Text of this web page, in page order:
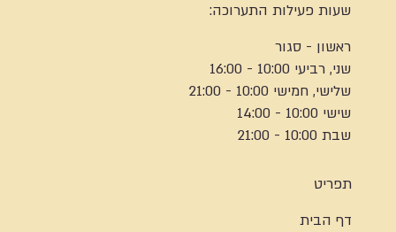
שעות פעילות התערוכה:
ראשון - סגור
שני, רביעי 10:00 - 16:00
שלישי, חמישי 10:00 - 21:00
שישי 10:00 - 14:00
שבת 10:00 - 21:00
תפריט
דף הבית